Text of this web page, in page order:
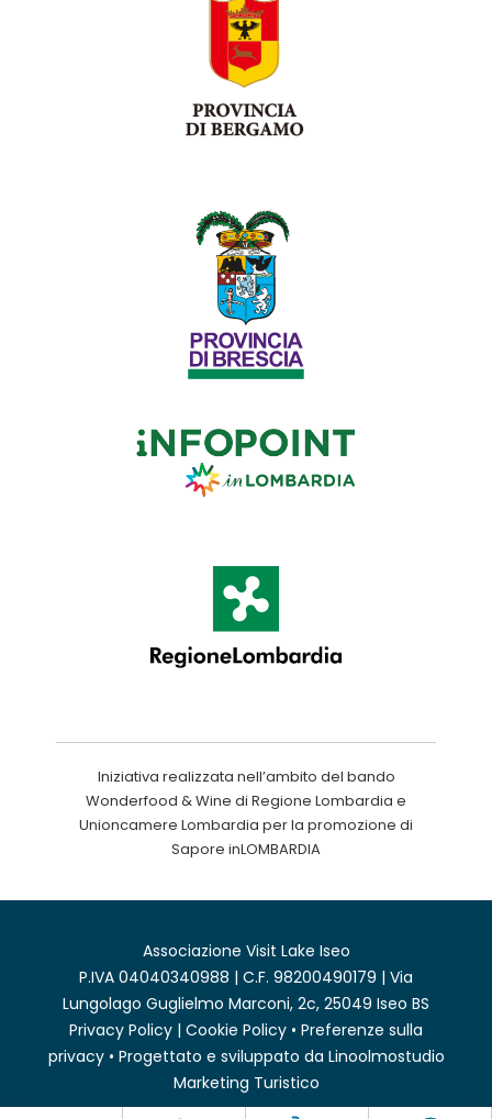
Iniziativa realizzata nell’ambito del bando
Wonderfood & Wine di Regione Lombardia e
Unioncamere Lombardia per la promozione di
Sapore inLOMBARDIA
Associazione Visit Lake Iseo
P.IVA 04040340988 | C.F. 98200490179 | Via
Lungolago Guglielmo Marconi, 2c, 25049 Iseo BS
Privacy Policy | Cookie Policy • Preferenze sulla
privacy• Progettato e sviluppato da Linoolmostudio
Marketing Turistico